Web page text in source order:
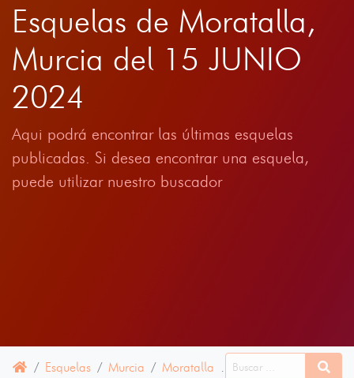
Esquelas de Moratalla,
Murcia del 15 JUNIO
2024
Aqui podrá encontrar las últimas esquelas
publicadas. Si desea encontrar una esquela,
puede utilizar nuestro buscador
Esquelas Murcia Moratalla 15 JUNIO 2024